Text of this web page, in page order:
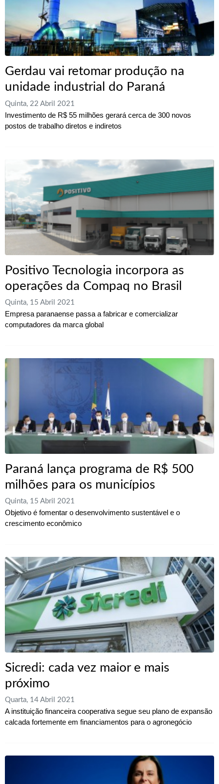
Gerdau vai retomar produção na
unidade industrial do Paraná
Quinta, 22 Abril 2021
Investimento de R$ 55 milhões gerará cerca de 300 novos
postos de trabalho diretos e indiretos
Positivo Tecnologia incorpora as
operações da Compaq no Brasil
Quinta, 15 Abril 2021
Empresa paranaense passa a fabricar e comercializar
computadores da marca global
Paraná lança programa de R$ 500
milhões para os municípios
Quinta, 15 Abril 2021
Objetivo é fomentar o desenvolvimento sustentável e o
crescimento econômico
Sicredi: cada vez maior e mais
próximo
Quarta, 14 Abril 2021
A instituição financeira cooperativa segue seu plano de expansão
calcada fortemente em financiamentos para o agronegócio